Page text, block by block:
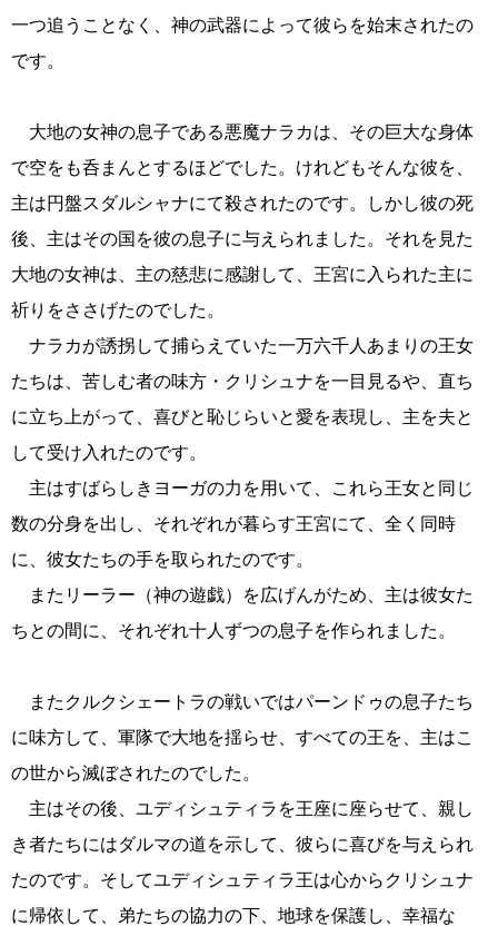
一つ追うことなく、神の武器によって彼らを始末されたの
です。
大地の女神の息子である悪魔ナラカは、その巨大な身体
で空をも呑まんとするほどでした。けれどもそんな彼を、
主は円盤スダルシャナにて殺されたのです。しかし彼の死
後、主はその国を彼の息子に与えられました。それを見た
大地の女神は、主の慈悲に感謝して、王宮に入られた主に
祈りをささげたのでした。
ナラカが誘拐して捕らえていた一万六千人あまりの王女
たちは、苦しむ者の味方・クリシュナを一目見るや、直ち
に立ち上がって、喜びと恥じらいと愛を表現し、主を夫と
して受け入れたのです。
主はすばらしきヨーガの力を用いて、これら王女と同じ
数の分身を出し、それぞれが暮らす王宮にて、全く同時
に、彼女たちの手を取られたのです。
またリーラー（神の遊戯）を広げんがため、主は彼女た
ちとの間に、それぞれ十人ずつの息子を作られました。
またクルクシェートラの戦いではパーンドゥの息子たち
に味方して、軍隊で大地を揺らせ、すべての王を、主はこ
の世から滅ぼされたのでした。
主はその後、ユディシュティラを王座に座らせて、親し
き者たちにはダルマの道を示して、彼らに喜びを与えられ
たのです。そしてユディシュティラ王は心からクリシュナ
に帰依して、弟たちの協力の下、地球を保護し、幸福な